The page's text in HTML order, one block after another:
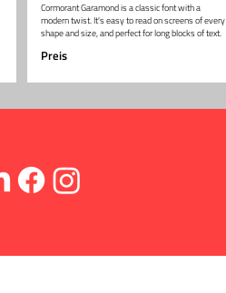
Cormorant Garamond is a classic font with a
modern twist. It's easy to read on screens of every
shape and size, and perfect for long blocks of text.
Preis